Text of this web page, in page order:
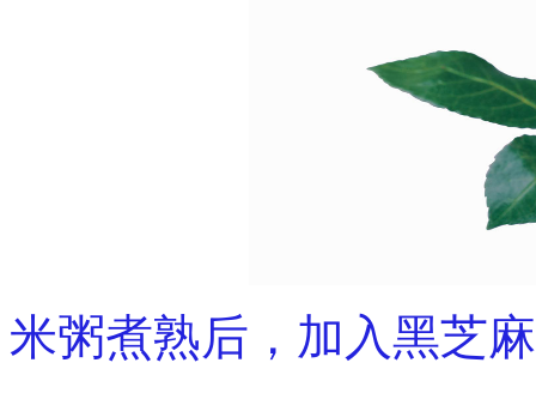
米粥煮熟后，加入黑